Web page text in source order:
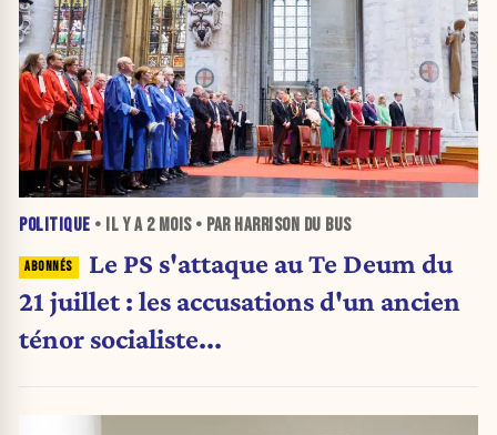
POLITIQUE • IL Y A 2 MOIS• PAR HARRISON DU BUS
Le PS s'attaque au Te Deum du
21 juillet : les accusations d'un ancien
ténor socialiste...